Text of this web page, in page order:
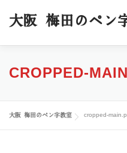
大阪 梅田のペン
ホーム 料金／コース
受講者様の声 プロフィ
CROPPED-
大阪 梅田のペン字教室 cropped-